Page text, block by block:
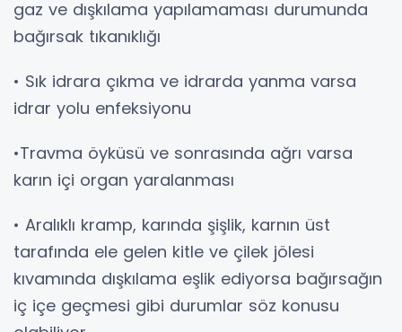
gaz ve dışkılama yapılamaması durumunda
bağırsak tıkanıklığı
• Sık idrara çıkma ve idrarda yanma varsa
idrar yolu enfeksiyonu
•Travma öyküsü ve sonrasında ağrı varsa
karın içi organ yaralanması
• Aralıklı kramp, karında şişlik, karnın üst
tarafında ele gelen kitle ve çilek jölesi
kıvamında dışkılama eşlik ediyorsa bağırsağın
iç içe geçmesi gibi durumlar söz konusu